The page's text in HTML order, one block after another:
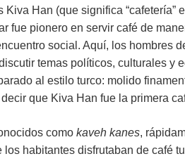
Kiva Han (que significa “cafetería”
fue pionero en servir café de
social. Aquí, los hombres
temas políticos, culturales y
al estilo turco: molido
que Kiva Han fue la primera
como kaveh kanes,
los habitantes disfrutaban de café